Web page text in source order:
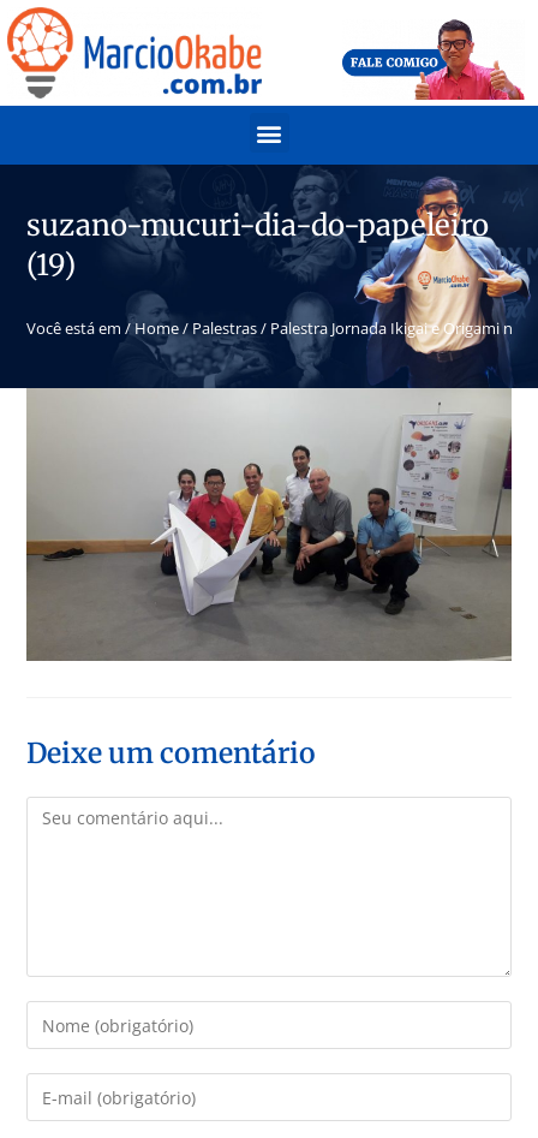
suzano-mucuri-dia-do-papeleiro
(19)
Você está em / Home/ Palestras/ Palestra Jornada Ikigai e Origami na
Deixe um comentário